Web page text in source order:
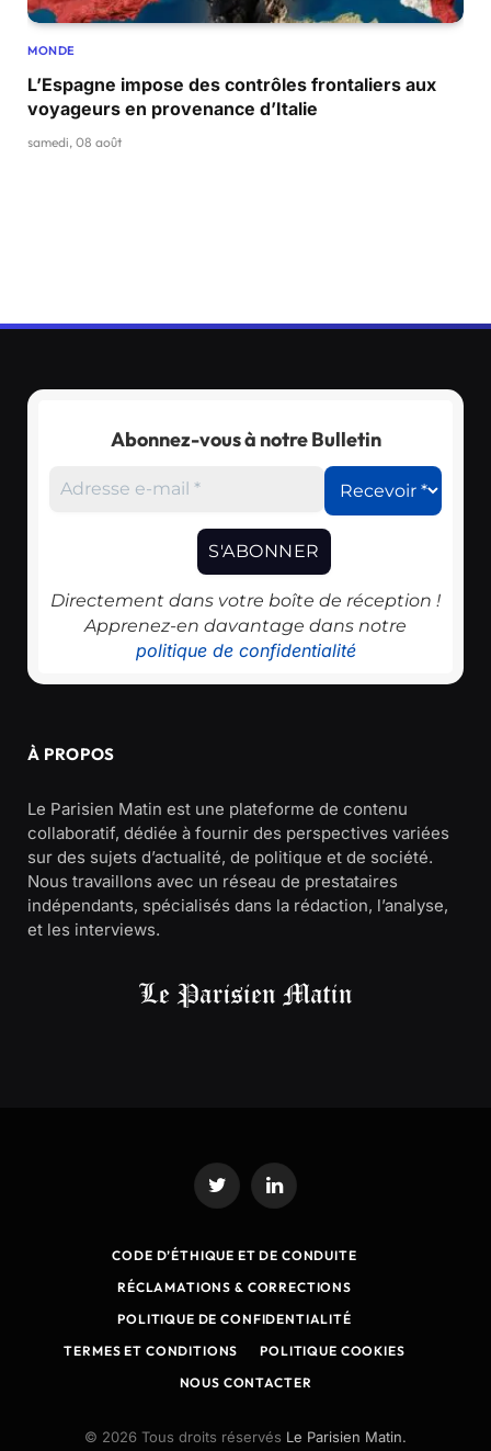
MONDE
L’Espagne impose des contrôles frontaliers aux
voyageurs en provenance d’Italie
samedi, 08 août
Abonnez-vous à notre Bulletin
Directement dans votre boîte de réception !
Apprenez-en davantage dans notre
politique de confidentialité
À PROPOS
Le Parisien Matin est une plateforme de contenu
collaboratif, dédiée à fournir des perspectives variées
sur des sujets d’actualité, de politique et de société.
Nous travaillons avec un réseau de prestataires
indépendants, spécialisés dans la rédaction, l’analyse,
et les interviews.
Twitter LinkedIn
CODE D’ÉTHIQUE ET DE CONDUITE
RÉCLAMATIONS & CORRECTIONS
POLITIQUE DE CONFIDENTIALITÉ
TERMES ET CONDITIONS
POLITIQUE COOKIES
NOUS CONTACTER
© 2026 Tous droits réservés Le Parisien Matin.